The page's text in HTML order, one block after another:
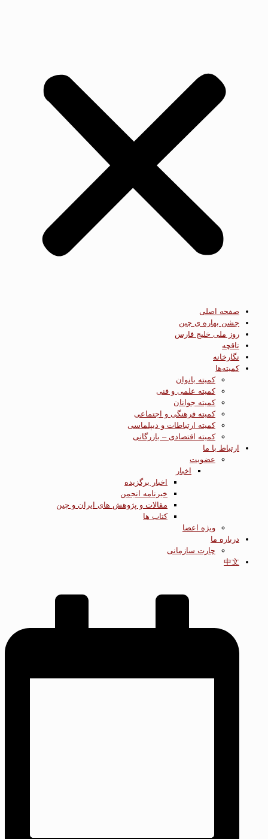
صفحه اصلی
جشن بهاره ی چین
روز ملی خلیج فارس
تاقچه
نگارخانه
کمیته‌ها
کمیته بانوان
کمیته علمی و فنی
کمیته جوانان
کمیته فرهنگی و اجتماعی
کمیته ارتباطات و دیپلماسی
کمیته اقتصادی – بازرگانی
ارتباط با ما
عضویت
اخبار
اخبار برگزیده
خبرنامه انجمن
مقالات و پژوهش های ایران و چین
کتاب ها
ویژه اعضا
درباره ما
چارت سازمانی
中文